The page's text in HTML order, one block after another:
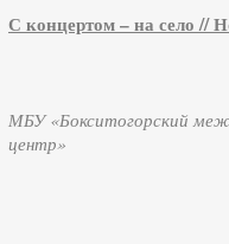
С концертом – на село //
МБУ «Бокситогорский
центр»